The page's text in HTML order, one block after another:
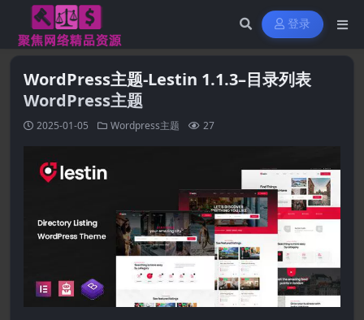
登录
WordPress主题-Lestin 1.1.3–目录列表
WordPress主题
2025-01-05 Wordpress主题 27